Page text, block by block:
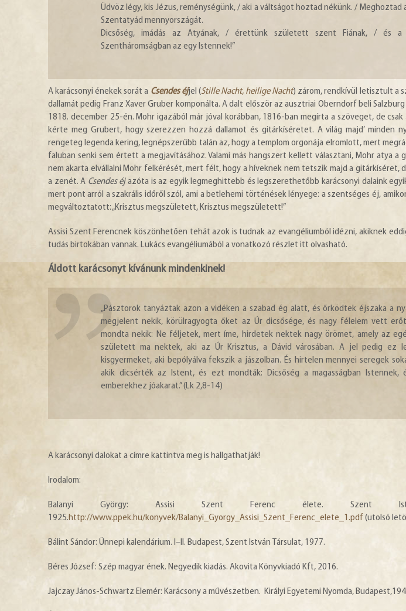
Üdvöz légy, kis Jézus, reménységünk, / aki a váltságot hoztad nékünk. /
Szentatyád mennyországát.
Dicsőség, imádás az Atyának, / érettünk született szent Fiának, / és a
Szentháromságban az egy Istennek!”
A karácsonyi énekek sorát a Csendes éjjel (Stille Nacht, heilige Nacht) zárom, rendkívül letisztult a
dallamát pedig Franz Xaver Gruber komponálta. A dalt először az ausztriai Oberndorf beli
1818. december 25-én. Mohr igazából már jóval korábban, 1816-ban megírta a szöveget, de
kérte meg Grubert, hogy szerezzen hozzá dallamot és gitárkíséretet. A világ majd’ minden
rengeteg legenda kering, legnépszerűbb talán az, hogy a templom orgonája elromlott, mert
faluban senki sem értett a megjavításához. Valami más hangszert kellett választani, Mohr atya
nem akarta elvállalni Mohr felkérését, mert félt, hogy a híveknek nem tetszik majd a gitárkíséret,
a zenét. A Csendes éjazóta is az egyik legmeghittebb és legszerethetőbb karácsonyi dalaink
mert pont arról a szakrális időről szól, ami a betlehemi történések lényege: a szentséges éj,
megváltoztatott: „Krisztus megszületett, Krisztus megszületett!”
Assisi Szent Ferencnek köszönhetően tehát azok is tudnak az evangéliumból idézni, akiknek
tudás birtokában vannak. Lukács evangéliumából a vonatkozó részlet itt olvasható.
Áldott karácsonyt kívánunk mindenkinek!
„Pásztorok tanyáztak azon a vidéken a szabad ég alatt, és őrködtek éjszaka a
megjelent nekik, körülragyogta őket az Úr dicsősége, és nagy félelem vett
mondta nekik: Ne féljetek, mert íme, hirdetek nektek nagy örömet, amely az
született ma nektek, aki az Úr Krisztus, a Dávid városában. A jel pedig ez
kisgyermeket, aki bepólyálva fekszik a jászolban. És hirtelen mennyei seregek
akik dicsérték az Istent, és ezt mondták: Dicsőség a magasságban Istennek,
emberekhez jóakarat.” (Lk 2,8-14)
A karácsonyi dalokat a címre kattintva meg is hallgathatják!
Irodalom:
Balanyi György: Assisi Szent Ferenc élete. Szent
1925.http://www.ppek.hu/konyvek/Balanyi_Gyorgy_Assisi_Szent_Ferenc_elete_1.pdf (utolsó
Bálint Sándor: Ünnepi kalendárium. I–II. Budapest, Szent István Társulat, 1977.
Béres József: Szép magyar ének. Negyedik kiadás. Akovita Könyvkiadó Kft, 2016.
Jajczay János-Schwartz Elemér: Karácsony a művészetben. Királyi Egyetemi Nyomda,